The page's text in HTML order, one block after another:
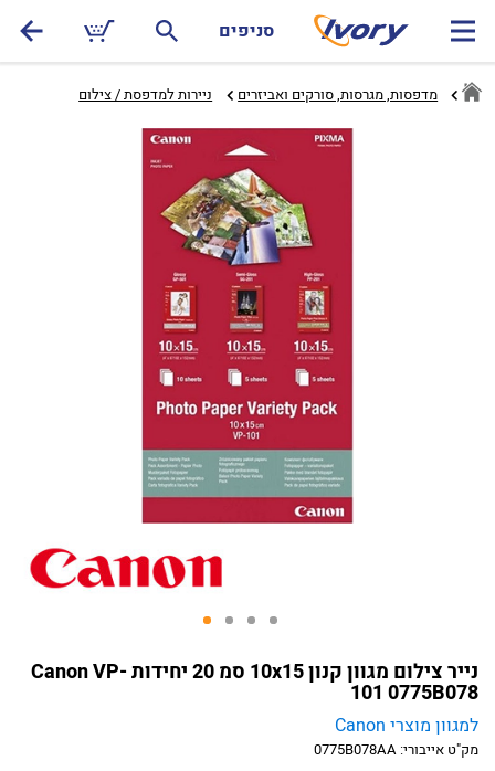
סניפים
מדפסות, מגרסות, סורקים ואביזרים ניירות למדפסת / צילום‏
נייר צילום מגוון קנון 10x15 סמ 20 יחידות Canon VP-
101 0775B078
למגוון מוצרי Canon
מק"ט אייבורי: 0775B078AA